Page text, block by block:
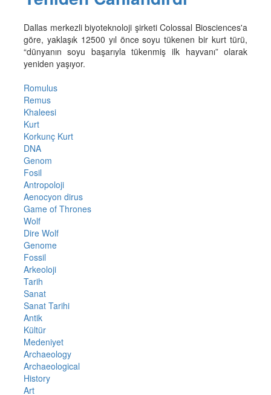
Dallas merkezli biyoteknoloji şirketi Colossal Biosciences'a
göre, yaklaşık 12500 yıl önce soyu tükenen bir kurt türü,
“dünyanın soyu başarıyla tükenmiş ilk hayvanı” olarak
yeniden yaşıyor.
Romulus
Remus
Khaleesi
Kurt
Korkunç Kurt
DNA
Genom
Fosil
Antropoloji
Aenocyon dirus
Game of Thrones
Wolf
Dire Wolf
Genome
Fossil
Arkeoloji
Tarih
Sanat
Sanat Tarihi
Antik
Kültür
Medeniyet
Archaeology
Archaeological
History
Art